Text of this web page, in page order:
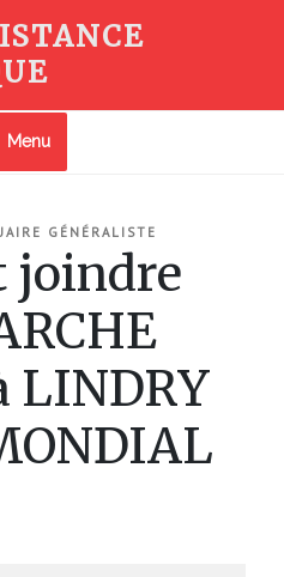
Menu
GÉNÉRALISTE
joindre
LINDRY